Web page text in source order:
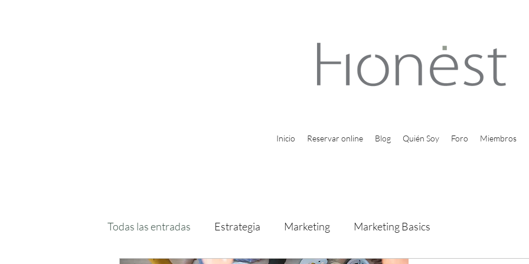
Inicio Reservar online Blog Quién Soy Foro Miembros
Todas las entradas Estrategia Marketing Marketing Basics